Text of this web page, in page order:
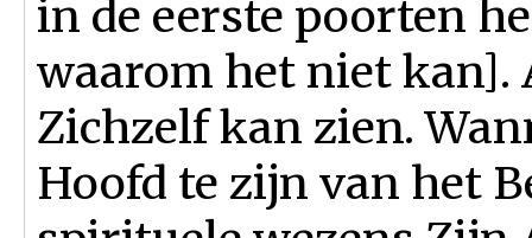
in de eerste poorten
waarom het niet kan].
Zichzelf kan zien.
Hoofd te zijn van het